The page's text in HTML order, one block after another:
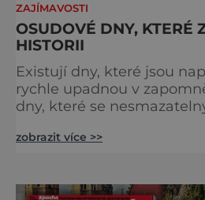
ZAJÍMAVOSTI
OSUDOVÉ DNY, KTERÉ
HISTORII
Existují dny, které jsou
rychle upadnou v
dny, které se
dojde k významnému
krážem. Je 10. dubna roku 49 př. n. l. a na
zobrazit více >>